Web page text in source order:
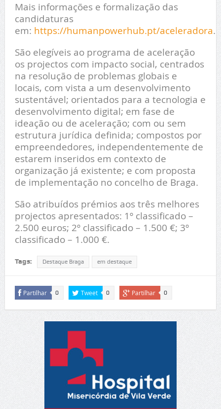
Mais informações e formalização das
candidaturas
em: https://humanpowerhub.pt/aceleradora.
São elegíveis ao programa de aceleração
os projectos com impacto social, centrados
na resolução de problemas globais e
locais, com vista a um desenvolvimento
sustentável; orientados para a tecnologia e
desenvolvimento digital; em fase de
ideação ou de aceleração; com ou sem
estrutura jurídica definida; compostos por
empreendedores, independentemente de
estarem inseridos em contexto de
organização já existente; e com proposta
de implementação no concelho de Braga.
São atribuídos prémios aos três melhores
projectos apresentados: 1º classificado –
2.500 euros; 2º classificado – 1.500 €; 3º
classificado – 1.000 €.
Tags: Destaque Braga em destaque
Partilhar 0 Tweet 0 Partilhar 0